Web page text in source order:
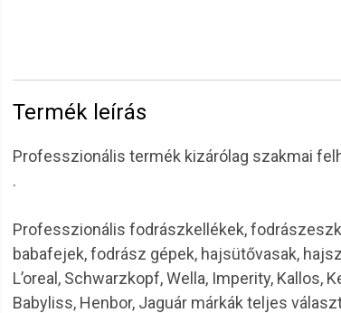
Termék leírás
Professzionális termék kizárólag szakmai
.
Professzionális fodrászkellékek,
babafejek, fodrász gépek, hajsütővasak,
L’oreal, Schwarzkopf, Wella, Imperity, Kallos,
Babyliss, Henbor, Jaguár márkák teljes